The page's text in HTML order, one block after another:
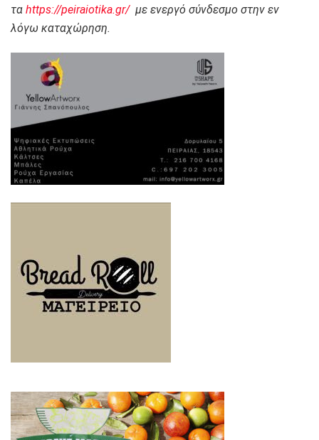
τα https://peiraiotika.gr/με ενεργό σύνδεσμο στην εν
λόγω καταχώρηση.